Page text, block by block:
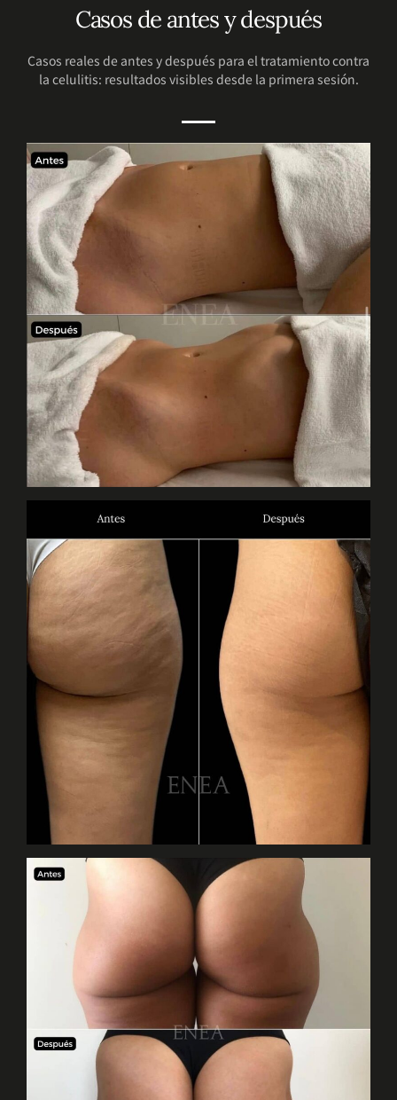
Casos de antes y después
Casos reales de antes y después para el tratamiento contra
la celulitis: resultados visibles desde la primera sesión.